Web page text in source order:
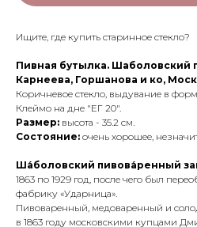
Ищите, где купить старинное стекло?
Пивная бутылка. Шаболовский
Карнеева, Горшанова и ко,
Коричневое стекло, выдувание в
Клеймо на дне "ЕГ 20".
Размер: высота - 35.2 см.
Состояние: очень хорошее,
Ша́боловский пивова́ренный
1863 по 1929 год, после чего был
фабрику «Ударница».
Пивоваренный, медоваренный и
в 1863 году московскими купцами